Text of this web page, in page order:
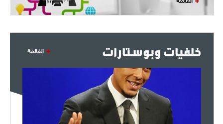
لوكاتيلي يؤكد نيته في الانتقال إلى
18:10
- 2021/07/25
أنشيلوتي يصر على جلب كيليني
وقدوم الإيطالي يقترب
خلفيات وبوستارات القائمة